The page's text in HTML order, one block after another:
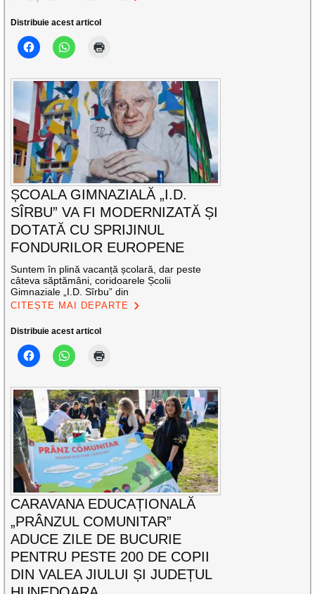
Distribuie acest articol
ȘCOALA GIMNAZIALĂ „I.D.
SÎRBU” VA FI MODERNIZATĂ ȘI
DOTATĂ CU SPRIJINUL
FONDURILOR EUROPENE
Suntem în plină vacanță școlară, dar peste
câteva săptămâni, coridoarele Școlii
Gimnaziale „I.D. Sîrbu” din
CITEȘTE MAI DEPARTE
Distribuie acest articol
CARAVANA EDUCAȚIONALĂ
„PRÂNZUL COMUNITAR”
ADUCE ZILE DE BUCURIE
PENTRU PESTE 200 DE COPII
DIN VALEA JIULUI ȘI JUDEȚUL